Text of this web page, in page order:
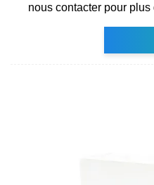
nous contacter pour plus